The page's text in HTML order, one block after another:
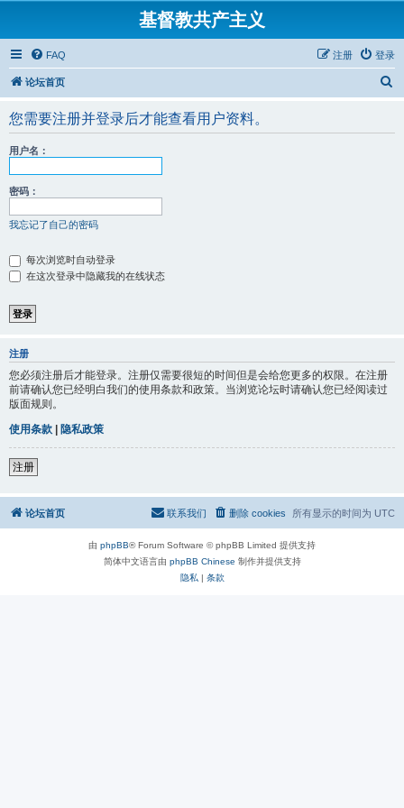
基督教共产主义
FAQ 登录
注册
论坛首页
您需要注册并登录后才能查看用户资料。
用户名：
密码：
我忘记了自己的密码
每次浏览时自动登录
在这次登录中隐藏我的在线状态
注册
您必须注册后才能登录。注册仅需要很短的时间但是会给您更多的权限。在注册
前请确认您已经明白我们的使用条款和政策。当浏览论坛时请确认您已经阅读过
版面规则。
使用条款 | 隐私政策
注册
论坛首页 所有显示的时间为 UTC
删除 cookies
联系我们
由 phpBB® Forum Software © phpBB Limited 提供支持
简体中文语言由 phpBB Chinese 制作并提供支持
隐私 | 条款